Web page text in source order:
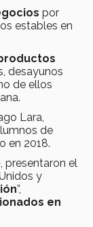
por
estables en
desayunos
de ellos
Lara,
de
en 2018.
presentaron el
y
”,
en